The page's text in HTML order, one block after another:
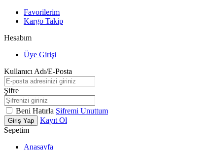
Favorilerim
Kargo Takip
Hesabım
Üye Girişi
Kullanıcı Adı/E-Posta
Şifre
Beni Hatırla Şifremi Unuttum
Giriş Yap
Kayıt Ol
Sepetim
Anasayfa